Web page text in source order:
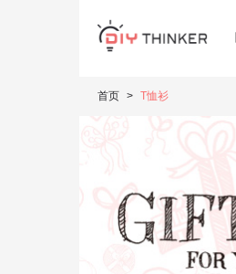
首页 T恤衫